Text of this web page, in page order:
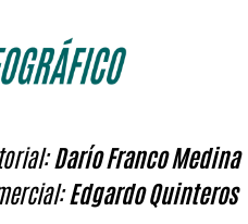
Darío Franco Medina
Edgardo Quinteros